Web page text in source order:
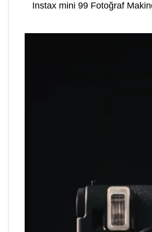
Instax mini 99 Fotoğraf